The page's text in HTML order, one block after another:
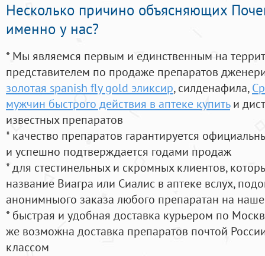
Несколько причино объясняющих
именно у нас?
* Мы являемся первым и единственным на
представителем по продаже препаратов
золотая spanish fly gold эликсир, силденафила,
мужчин быстрого действия в аптеке купитьи
известных препаратов
* качество препаратов гарантируется
и успешно подтверждается годами продаж
* для стестинельных и скромных клиентов,
название Виагра или Сиалис в аптеке вслух,
анонимныого заказа любого препаратан на
* быстрая и удобная доставка курьером по
же возможна доставка препаратов почтой
классом